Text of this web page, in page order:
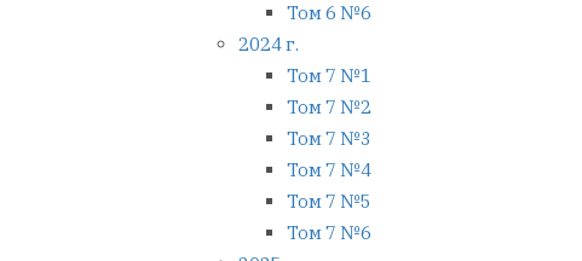
Том 6 №6
2024 г.
Том 7 №1
Том 7 №2
Том 7 №3
Том 7 №4
Том 7 №5
Том 7 №6